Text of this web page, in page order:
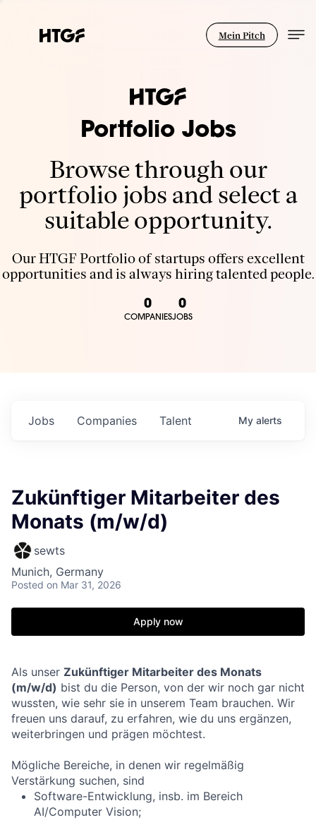
Mein Pitch
Portfolio Jobs
Browse through our
portfolio jobs and select a
suitable opportunity.
Our HTGF Portfolio of startups offers excellent
opportunities and is always hiring talented people.
0
COMPANIES
0
JOBS
Jobs Companies Talent My alerts
Zukünftiger Mitarbeiter des
Monats (m/w/d)
sewts
Munich, Germany
Posted on Mar 31, 2026
Apply now
Als unser Zukünftiger Mitarbeiter des Monats
(m/w/d) bist du die Person, von der wir noch gar nicht
wussten, wie sehr sie in unserem Team brauchen. Wir
freuen uns darauf, zu erfahren, wie du uns ergänzen,
weiterbringen und prägen möchtest.
Mögliche Bereiche, in denen wir regelmäßig
Verstärkung suchen, sind
Software-Entwicklung, insb. im Bereich
AI/Computer Vision;